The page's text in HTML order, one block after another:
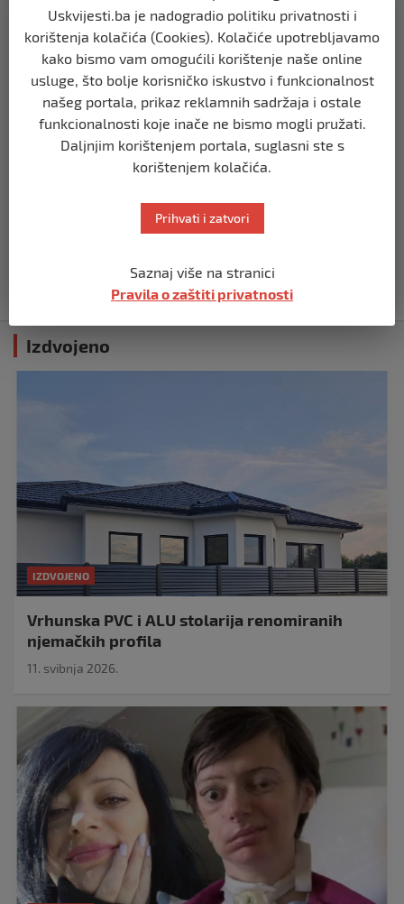
Zašto Bakir Izetbegović trenutno ima
najveće šanse za povratak u
Predsjedništvo BiH
prije 3 mjeseca
Demantij Federalnog ministarstva
unutrašnjih poslova
prije 5 mjeseci
prije 5 mjeseci
Izdvojeno
IZDVOJENO
Vrhunska PVC i ALU stolarija renomiranih
njemačkih profila
11. svibnja 2026.
Uskvijesti.ba je nadogradio politiku privatnosti i
korištenja kolačića (Cookies). Kolačiće upotrebljavamo
kako bismo vam omogućili korištenje naše online
usluge, što bolje korisničko iskustvo i funkcionalnost
našeg portala, prikaz reklamnih sadržaja i ostale
funkcionalnosti koje inače ne bismo mogli pružati.
Daljnjim korištenjem portala, suglasni ste s
korištenjem kolačića.
Prihvati i zatvori
Saznaj više na stranici
Pravila o zaštiti privatnosti